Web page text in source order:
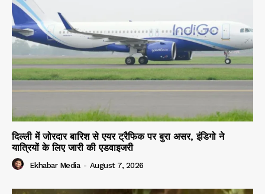
दिल्ली में जोरदार बारिश से एयर ट्रैफिक पर बुरा असर, इंडिगो ने
यात्रियों के लिए जारी की एडवाइजरी
Ekhabar Media - August 7, 2026